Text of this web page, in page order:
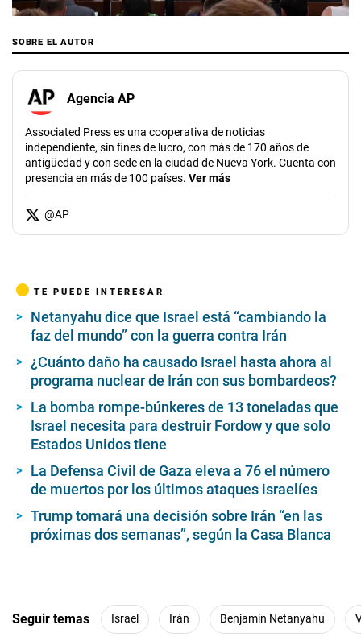
SOBRE EL AUTOR
Agencia AP
Associated Press es una cooperativa de noticias
independiente, sin fines de lucro, con más de 170 años de
antigüedad y con sede en la ciudad de Nueva York. Cuenta con
presencia en más de 100 países. Ver más
@AP
TE PUEDE INTERESAR
Netanyahu dice que Israel está “cambiando la
faz del mundo” con la guerra contra Irán
¿Cuánto daño ha causado Israel hasta ahora al
programa nuclear de Irán con sus bombardeos?
La bomba rompe-búnkeres de 13 toneladas que
Israel necesita para destruir Fordow y que solo
Estados Unidos tiene
La Defensa Civil de Gaza eleva a 76 el número
de muertos por los últimos ataques israelíes
Trump tomará una decisión sobre Irán “en las
próximas dos semanas”, según la Casa Blanca
Seguir temas Israel Irán Benjamin Netanyahu